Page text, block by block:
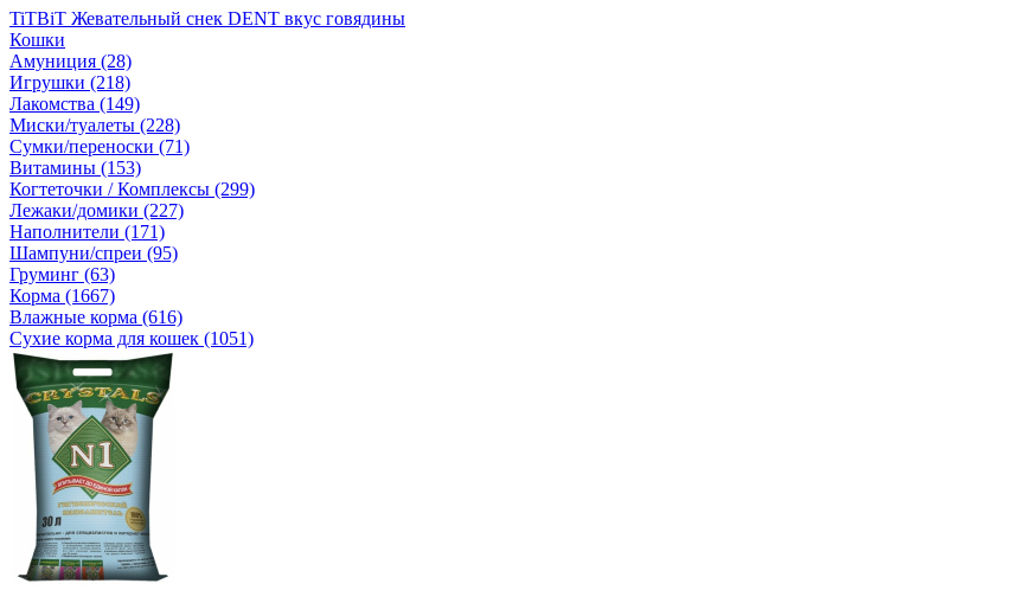
TiTBiT Жевательный снек DENT вкус говядины
Кошки
Амуниция (28)
Игрушки (218)
Лакомства (149)
Миски/туалеты (228)
Сумки/переноски (71)
Витамины (153)
Когтеточки / Комплексы (299)
Лежаки/домики (227)
Наполнители (171)
Шампуни/спреи (95)
Груминг (63)
Корма (1667)
Влажные корма (616)
Сухие корма для кошек (1051)